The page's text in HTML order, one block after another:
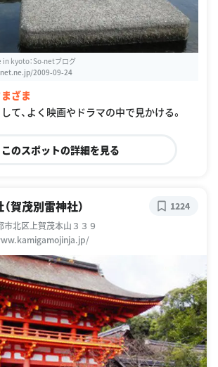
in kyoto：So-netブログ
2009-09-24
ざま
て、よく映画やドラマの中で見かける。
このスポットの詳細を見る
賀茂別雷神社）
市北区上賀茂本山３３９
1224